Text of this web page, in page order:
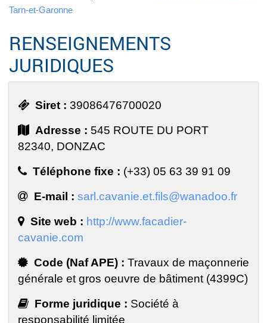
Tarn-et-Garonne
RENSEIGNEMENTS
JURIDIQUES
Siret : 39086476700020
Adresse : 545 ROUTE DU PORT
82340, DONZAC
Téléphone fixe : (+33) 05 63 39 91 09
E-mail : sarl.cavanie.et.fils@wanadoo.fr
Site web : http://www.facadier-
cavanie.com
Code (Naf APE) : Travaux de maçonnerie
générale et gros oeuvre de bâtiment (4399C)
Forme juridique : Société à
responsabilité limitée